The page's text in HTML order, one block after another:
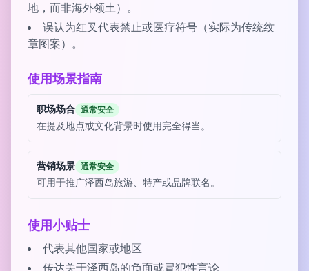
地，而非海外领土）。
误认为红叉代表禁止或医疗符号（实际为传统纹
章图案）。
使用场景指南
职场场合 通常安全
在提及地点或文化背景时使用完全得当。
营销场景 通常安全
可用于推广泽西岛旅游、特产或品牌联名。
使用小贴士
代表其他国家或地区